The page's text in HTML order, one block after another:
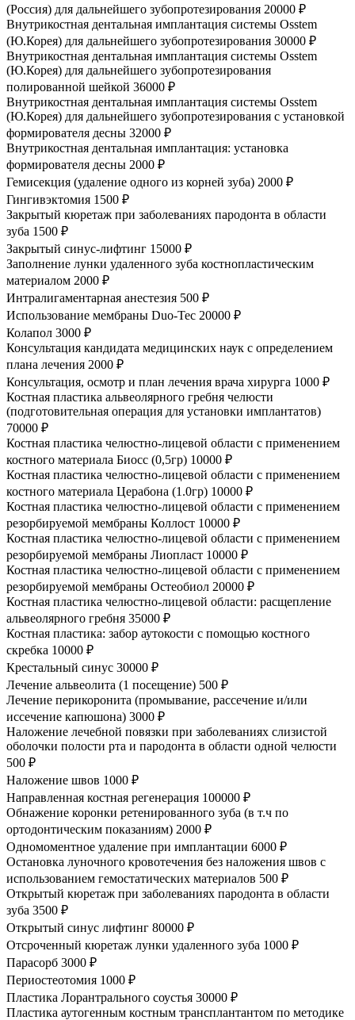
(Россия) для дальнейшего зубопротезирования 20000 ₽
Внутрикостная дентальная имплантация системы Оsstem
(Ю.Корея) для дальнейшего зубопротезирования 30000 ₽
Внутрикостная дентальная имплантация системы Оsstem
(Ю.Корея) для дальнейшего зубопротезирования
полированной шейкой 36000 ₽
Внутрикостная дентальная имплантация системы Оsstem
(Ю.Корея) для дальнейшего зубопротезирования с установкой
формирователя десны 32000 ₽
Внутрикостная дентальная имплантация: установка
формирователя десны 2000 ₽
Гемисекция (удаление одного из корней зуба) 2000 ₽
Гингивэктомия 1500 ₽
Закрытый кюретаж при заболеваниях пародонта в области
зуба 1500 ₽
Закрытый синус-лифтинг 15000 ₽
Заполнение лунки удаленного зуба костнопластическим
материалом 2000 ₽
Интралигаментарная анестезия 500 ₽
Использование мембраны Duo-Tec 20000 ₽
Колапол 3000 ₽
Консультация кандидата медицинских наук с определением
плана лечения 2000 ₽
Консультация, осмотр и план лечения врача хирурга 1000 ₽
Костная пластика альвеолярного гребня челюсти
(подготовительная операция для установки имплантатов)
70000 ₽
Костная пластика челюстно-лицевой области с применением
костного материала Биосс (0,5гр) 10000 ₽
Костная пластика челюстно-лицевой области с применением
костного материала Церабона (1.0гр) 10000 ₽
Костная пластика челюстно-лицевой области с применением
резорбируемой мембраны Коллост 10000 ₽
Костная пластика челюстно-лицевой области с применением
резорбируемой мембраны Лиопласт 10000 ₽
Костная пластика челюстно-лицевой области с применением
резорбируемой мембраны Остеобиол 20000 ₽
Костная пластика челюстно-лицевой области: расщепление
альвеолярного гребня 35000 ₽
Костная пластика: забор аутокости с помощью костного
скребка 10000 ₽
Крестальный синус 30000 ₽
Лечение альвеолита (1 посещение) 500 ₽
Лечение перикоронита (промывание, рассечение и/или
иссечение капюшона) 3000 ₽
Наложение лечебной повязки при заболеваниях слизистой
оболочки полости рта и пародонта в области одной челюсти
500 ₽
Наложение швов 1000 ₽
Направленная костная регенерация 100000 ₽
Обнажение коронки ретенированного зуба (в т.ч по
ортодонтическим показаниям) 2000 ₽
Одномоментное удаление при имплантации 6000 ₽
Остановка луночного кровотечения без наложения швов с
использованием гемостатических материалов 500 ₽
Открытый кюретаж при заболеваниях пародонта в области
зуба 3500 ₽
Открытый синус лифтинг 80000 ₽
Отсроченный кюретаж лунки удаленного зуба 1000 ₽
Парасорб 3000 ₽
Периостеотомия 1000 ₽
Пластика Лорантрального соустья 30000 ₽
Пластика аутогенным костным трансплантантом по методике